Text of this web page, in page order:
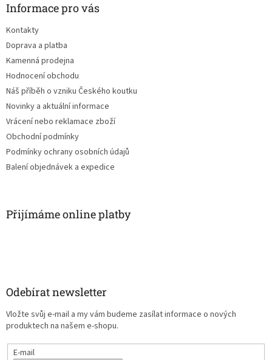
Informace pro vás
Kontakty
Doprava a platba
Kamenná prodejna
Hodnocení obchodu
Náš příběh o vzniku Českého koutku
Novinky a aktuální informace
Vrácení nebo reklamace zboží
Obchodní podmínky
Podmínky ochrany osobních údajů
Balení objednávek a expedice
Přijímáme online platby
Odebírat newsletter
Vložte svůj e-mail a my vám budeme zasílat informace o nových
produktech na našem e-shopu.
E-mail